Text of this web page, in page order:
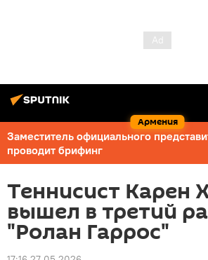
Армения
Заместитель официального
проводит брифинг
Теннисист Карен
вышел в третий
"Ролан Гаррос"